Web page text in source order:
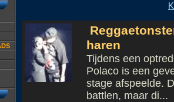
haren
Tijdens een
Polaco is een
stage afspeelde.
battlen, maar di...